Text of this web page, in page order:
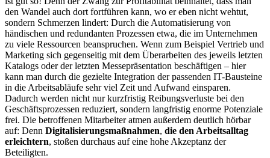
den Wandel auch dort fortführen kann, wo er eben nicht wehtut,
sondern Schmerzen lindert: Durch die Automatisierung von
händischen und redundanten Prozessen etwa, die im Unternehmen
zu viele Ressourcen beanspruchen. Wenn zum Beispiel Vertrieb und
Marketing sich gegenseitig mit dem Überarbeiten des jeweils letzten
Katalogs oder der letzten Messepräsentation beschäftigen – hier
kann man durch die gezielte Integration der passenden IT-Bausteine
in die Arbeitsabläufe sehr viel Zeit und Aufwand einsparen.
Dadurch werden nicht nur kurzfristig Reibungsverluste bei den
Geschäftsprozessen reduziert, sondern langfristig enorme Potenziale
frei. Die betroffenen Mitarbeiter atmen außerdem deutlich hörbar
auf: Denn Digitalisierungsmaßnahmen, die den Arbeitsalltag
erleichtern, stoßen durchaus auf eine hohe Akzeptanz der
Beteiligten.